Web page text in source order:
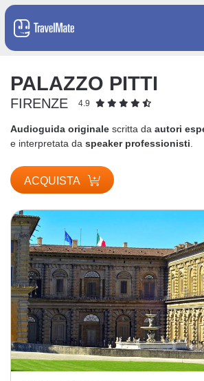
PALAZZO PITTI
FIRENZE 4.9
Audioguida originale scritta da autori
e interpretata da speaker professionisti
ACQUISTA